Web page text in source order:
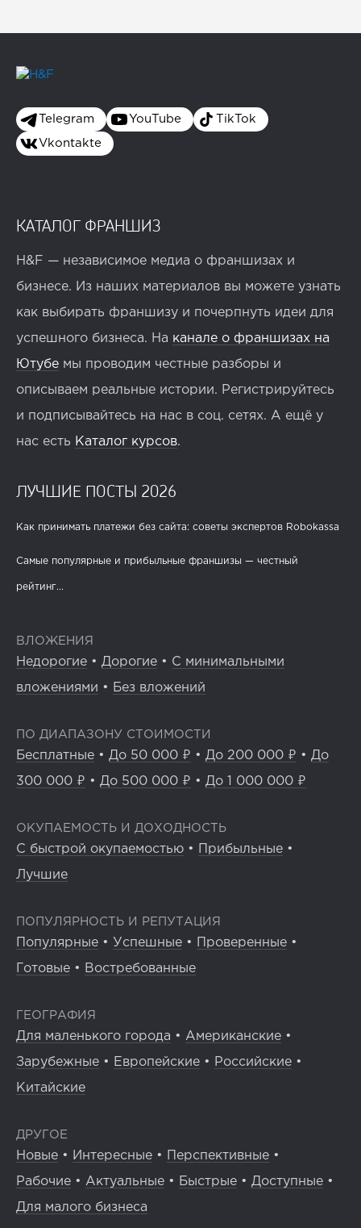
Telegram YouTube TikTok
Vkontakte
КАТАЛОГ ФРАНШИЗ
H&F — независимое медиа о франшизах и
бизнесе. Из наших материалов вы можете узнать
как выбирать франшизу и почерпнуть идеи для
успешного бизнеса. На канале о франшизах на
Ютубе мы проводим честные разборы и
описываем реальные истории. Регистрируйтесь
и подписывайтесь на нас в соц. сетях. А ещё у
нас есть Каталог курсов.
ЛУЧШИЕ ПОСТЫ 2026
Как принимать платежи без сайта: советы экспертов Robokassa
Самые популярные и прибыльные франшизы — честный
рейтинг...
ВЛОЖЕНИЯ
Недорогие • Дорогие • С минимальными
вложениями • Без вложений
ПО ДИАПАЗОНУ СТОИМОСТИ
Бесплатные • До 50 000 ₽ • До 200 000 ₽ • До
300 000 ₽ • До 500 000 ₽ • До 1 000 000 ₽
ОКУПАЕМОСТЬ И ДОХОДНОСТЬ
С быстрой окупаемостью • Прибыльные •
Лучшие
ПОПУЛЯРНОСТЬ И РЕПУТАЦИЯ
Популярные • Успешные • Проверенные •
Готовые • Востребованные
ГЕОГРАФИЯ
Для маленького города • Американские •
Зарубежные • Европейские • Российские •
Китайские
ДРУГОЕ
Новые • Интересные • Перспективные •
Рабочие • Актуальные • Быстрые • Доступные •
Для малого бизнеса